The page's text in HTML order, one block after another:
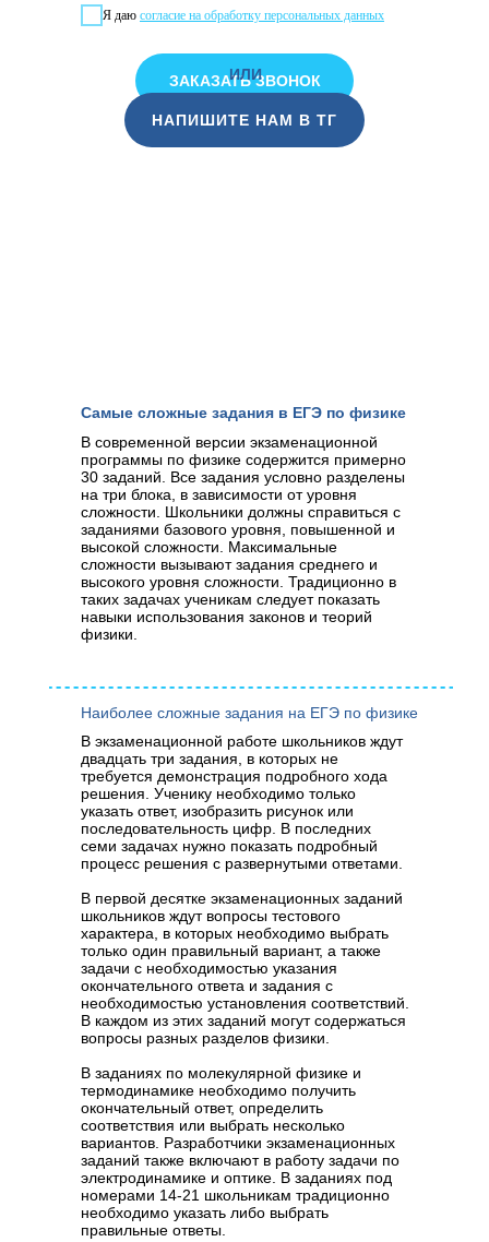
Я даю согласие на обработку персональных данных
ЗАКАЗАТЬ ЗВОНОК
НАПИШИТЕ НАМ В ТГ
ИЛИ
Самые сложные задания в ЕГЭ по физике
В современной версии экзаменационной
программы по физике содержится примерно
30 заданий. Все задания условно разделены
на три блока, в зависимости от уровня
сложности. Школьники должны справиться с
заданиями базового уровня, повышенной и
высокой сложности. Максимальные
сложности вызывают задания среднего и
высокого уровня сложности. Традиционно в
таких задачах ученикам следует показать
навыки использования законов и теорий
физики.
В экзаменационной работе школьников ждут
двадцать три задания, в которых не
требуется демонстрация подробного хода
решения. Ученику необходимо только
указать ответ, изобразить рисунок или
последовательность цифр. В последних
семи задачах нужно показать подробный
процесс решения с развернутыми ответами.
В первой десятке экзаменационных заданий
школьников ждут вопросы тестового
характера, в которых необходимо выбрать
только один правильный вариант, а также
задачи с необходимостью указания
окончательного ответа и задания с
необходимостью установления соответствий.
В каждом из этих заданий могут содержаться
вопросы разных разделов физики.
В заданиях по молекулярной физике и
термодинамике необходимо получить
окончательный ответ, определить
соответствия или выбрать несколько
вариантов. Разработчики экзаменационных
заданий также включают в работу задачи по
электродинамике и оптике. В заданиях под
номерами 14-21 школьникам традиционно
необходимо указать либо выбрать
правильные ответы.
Наиболее сложные задания на ЕГЭ по физике